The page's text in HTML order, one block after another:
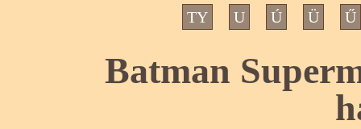
TY U Ú Ü Ű
Batman